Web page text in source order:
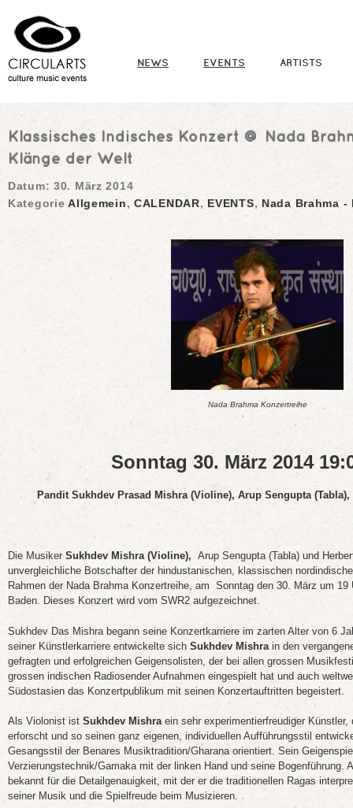
NEWS EVENTS ARTISTS
Klassisches Indisches Konzert @ Nada
Klänge der Welt
Datum:30. März 2014
KategorieAllgemein,CALENDAR, EVENTS, Nada Brahma
Nada Brahma Konzertreihe
Sonntag 30. März 2014
Pandit Sukhdev Prasad Mishra (Violine), Arup Sengupta
Die Musiker Sukhdev Mishra (Violine), Arup Sengupta (Tabla) und
unvergleichliche Botschafter der hindustanischen, klassischen
Rahmen der Nada Brahma Konzertreihe, am Sonntag den 30. März um
Baden. Dieses Konzert wird vom SWR2 aufgezeichnet.
Sukhdev Das Mishra begann seine Konzertkarriere im zarten Alter von 6
seiner Künstlerkarriere entwickelte sich Sukhdev Mishra in den
gefragten und erfolgreichen Geigensolisten, der bei allen grossen
grossen indischen Radiosender Aufnahmen eingespielt hat und auch
Südostasien das Konzertpublikum mit seinen Konzertauftritten begeistert.
Als Violonist ist Sukhdev Mishraein sehr experimentierfreudiger
erforscht und so seinen ganz eigenen, individuellen Aufführungsstil
Gesangsstil der Benares Musiktradition/Gharana orientiert. Sein
Verzierungstechnik/Gamaka mit der linken Hand und seine Bogenführung.
bekannt für die Detailgenauigkeit, mit der er die traditionellen Ragas
seiner Musik und die Spielfreude beim Musizieren.